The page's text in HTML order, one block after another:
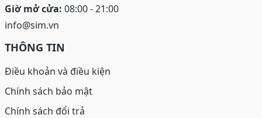
Giờ mở cửa: 08:00 - 21:00
info@sim.vn
THÔNG TIN
Điều khoản và điều kiện
Chính sách bảo mật
Chính sách đổi trả